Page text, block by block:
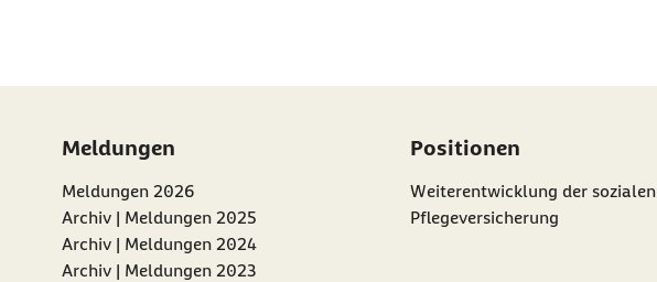
Meldungen
Meldungen 2026
Archiv | Meldungen 2025
Archiv | Meldungen 2024
Archiv | Meldungen 2023
Positionen
Weiterentwicklung der sozialen
Pflegeversicherung